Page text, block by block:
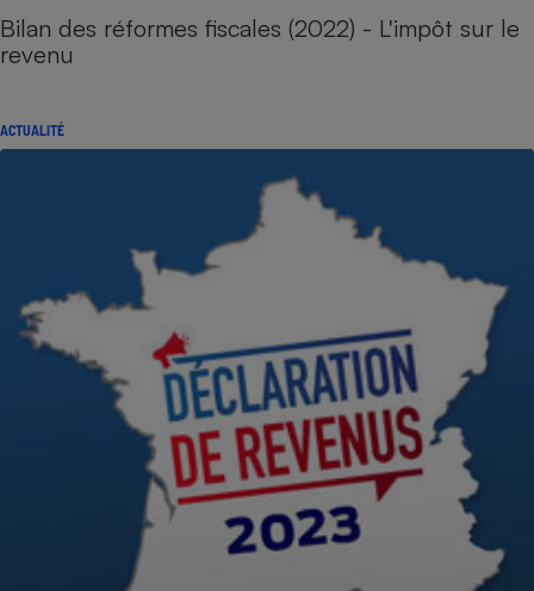
Bilan des réformes fiscales (2022) - L'impôt sur le
revenu
ACTUALITÉ